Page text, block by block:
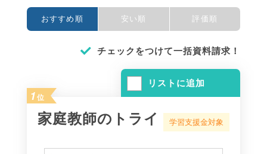
おすすめ順 安い順 評価順
チェックをつけて一括資料請求！
リストに追加
1 位
家庭教師のトライ 学習支援金対象